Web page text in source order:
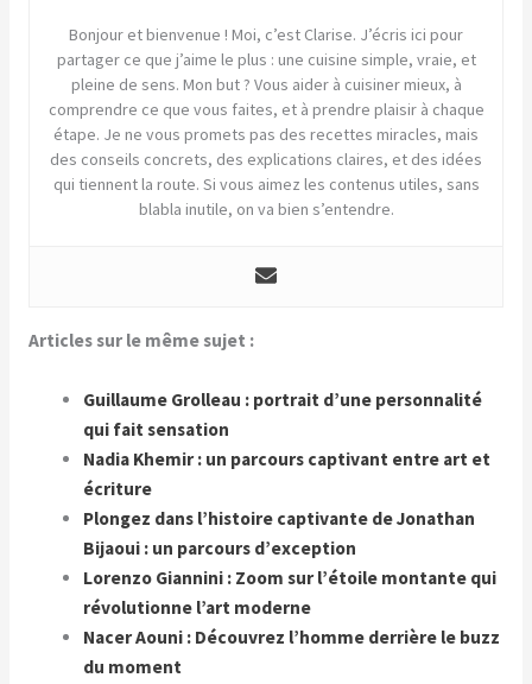
Bonjour et bienvenue ! Moi, c’est Clarise. J’écris ici pour
partager ce que j’aime le plus : une cuisine simple, vraie, et
pleine de sens. Mon but ? Vous aider à cuisiner mieux, à
comprendre ce que vous faites, et à prendre plaisir à chaque
étape. Je ne vous promets pas des recettes miracles, mais
des conseils concrets, des explications claires, et des idées
qui tiennent la route. Si vous aimez les contenus utiles, sans
blabla inutile, on va bien s’entendre.
Articles sur le même sujet :
Guillaume Grolleau : portrait d’une personnalité
qui fait sensation
Nadia Khemir : un parcours captivant entre art et
écriture
Plongez dans l’histoire captivante de Jonathan
Bijaoui : un parcours d’exception
Lorenzo Giannini : Zoom sur l’étoile montante qui
révolutionne l’art moderne
Nacer Aouni : Découvrez l’homme derrière le buzz
du moment